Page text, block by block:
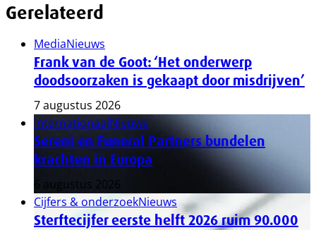
Gerelateerd
MediaNieuws
Frank van de Goot: ‘Het onderwerp
doodsoorzaken is gekaapt door misdrijven’
7 augustus 2026
InternationaalNieuws
Sereni en Funeral Partners bundelen
krachten in Europa
6 augustus 2026
Cijfers & onderzoekNieuws
Sterftecijfer eerste helft 2026 ruim 90.000